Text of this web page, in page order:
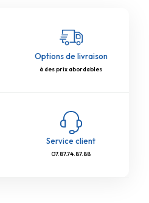
Options de livraison
à des prix abordables
Service client
07.87.74.87.88